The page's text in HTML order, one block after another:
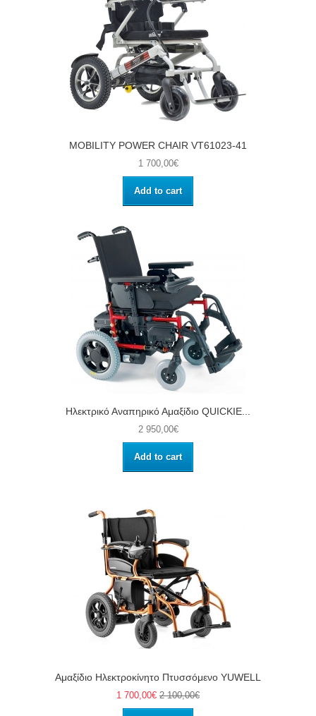
MOBILITY POWER CHAIR VT61023-41
1 700,00€
Add to cart
Ηλεκτρικό Αναπηρικό Αμαξίδιο QUICKIE...
2 950,00€
Add to cart
Αμαξίδιο Ηλεκτροκίνητο Πτυσσόμενο YUWELL
1 700,00€ 2 100,00€